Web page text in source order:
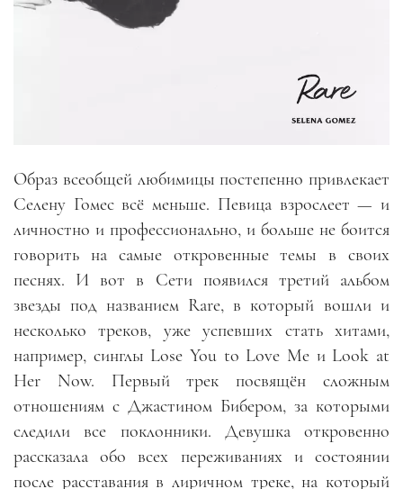
Образ всеобщей любимицы постепенно привлекает
Селену Гомес всё меньше. Певица взрослеет — и
личностно и профессионально, и больше не боится
говорить на самые откровенные темы в своих
песнях. И вот в Сети появился третий альбом
звезды под названием Rare, в который вошли и
несколько треков, уже успевших стать хитами,
например, синглы Lose You to Love Me и Look at
Her Now. Первый трек посвящён сложным
отношениям с Джастином Бибером, за которыми
следили все поклонники. Девушка откровенно
рассказала обо всех переживаниях и состоянии
после расставания в лиричном треке, на который